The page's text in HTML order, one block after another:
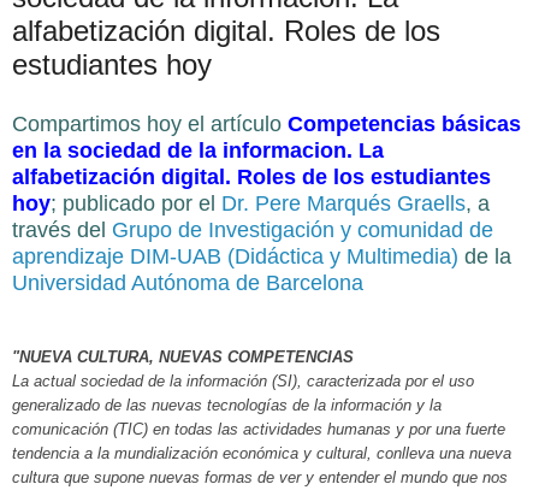
alfabetización digital. Roles de los
estudiantes hoy
Compartimos hoy el artículo Competencias básicas
en la sociedad de la informacion. La
alfabetización digital. Roles de los estudiantes
hoy; publicado por el Dr. Pere Marqués Graells, a
través del Grupo de Investigación y comunidad de
aprendizaje DIM-UAB (Didáctica y Multimedia) de la
Universidad Autónoma de Barcelona
"NUEVA CULTURA, NUEVAS COMPETENCIAS
La actual sociedad de la información (SI), caracterizada por el uso
generalizado de las nuevas tecnologías de la información y la
comunicación (TIC) en todas las actividades humanas y por una fuerte
tendencia a la mundialización económica y cultural, conlleva una nueva
cultura que supone nuevas formas de ver y entender el mundo que nos